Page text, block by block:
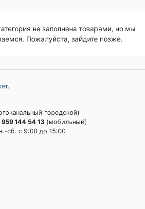
не заполнена товарами, но мы
Пожалуйста, зайдите позже.
.
городской)
144 54 13 (мобильный)
сб. c 9:00 до 15:00